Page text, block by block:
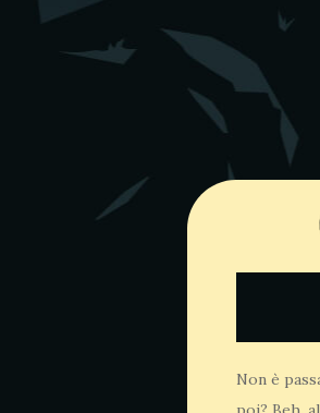
Non è